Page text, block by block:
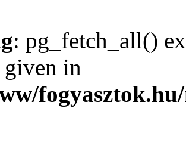
: pg_fetch_all()
given in